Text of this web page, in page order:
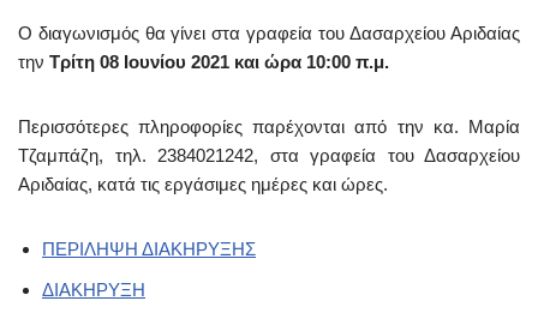
Ο διαγωνισμός θα γίνει στα γραφεία του Δασαρχείου Αριδαίας
την Τρίτη 08 Ιουνίου 2021 και ώρα 10:00 π.μ.
Περισσότερες πληροφορίες παρέχονται από την κα. Μαρία
Τζαμπάζη, τηλ. 2384021242, στα γραφεία του Δασαρχείου
Αριδαίας, κατά τις εργάσιμες ημέρες και ώρες.
ΠΕΡΙΛΗΨΗ ΔΙΑΚΗΡΥΞΗΣ
ΔΙΑΚΗΡΥΞΗ